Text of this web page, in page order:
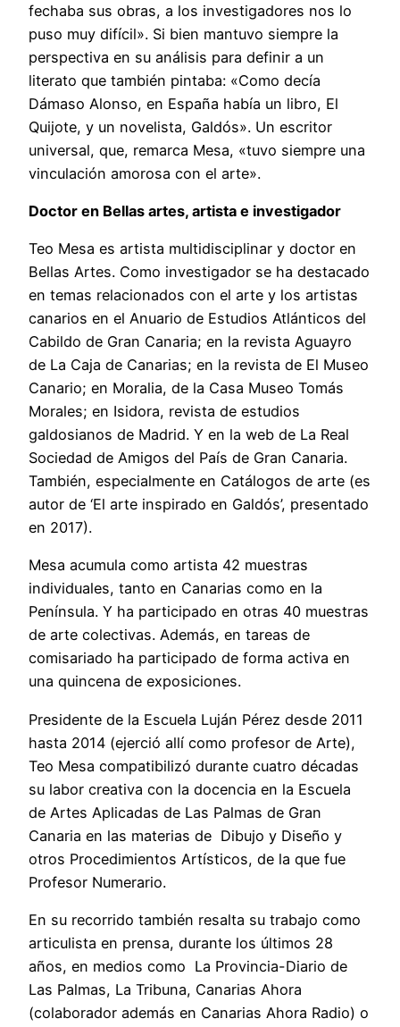
fechaba sus obras, a los investigadores nos lo
puso muy difícil». Si bien mantuvo siempre la
perspectiva en su análisis para definir a un
literato que también pintaba: «Como decía
Dámaso Alonso, en España había un libro, El
Quijote, y un novelista, Galdós». Un escritor
universal, que, remarca Mesa, «tuvo siempre una
vinculación amorosa con el arte».
Doctor en Bellas artes, artista e investigador
Teo Mesa es artista multidisciplinar y doctor en
Bellas Artes. Como investigador se ha destacado
en temas relacionados con el arte y los artistas
canarios en el Anuario de Estudios Atlánticos del
Cabildo de Gran Canaria; en la revista Aguayro
de La Caja de Canarias; en la revista de El Museo
Canario; en Moralia, de la Casa Museo Tomás
Morales; en Isidora, revista de estudios
galdosianos de Madrid. Y en la web de La Real
Sociedad de Amigos del País de Gran Canaria.
También, especialmente en Catálogos de arte (es
autor de ‘El arte inspirado en Galdós’, presentado
en 2017).
Mesa acumula como artista 42 muestras
individuales, tanto en Canarias como en la
Península. Y ha participado en otras 40 muestras
de arte colectivas. Además, en tareas de
comisariado ha participado de forma activa en
una quincena de exposiciones.
Presidente de la Escuela Luján Pérez desde 2011
hasta 2014 (ejerció allí como profesor de Arte),
Teo Mesa compatibilizó durante cuatro décadas
su labor creativa con la docencia en la Escuela
de Artes Aplicadas de Las Palmas de Gran
Canaria en las materias de Dibujo y Diseño y
otros Procedimientos Artísticos, de la que fue
Profesor Numerario.
En su recorrido también resalta su trabajo como
articulista en prensa, durante los últimos 28
años, en medios como La Provincia-Diario de
Las Palmas, La Tribuna, Canarias Ahora
(colaborador además en Canarias Ahora Radio) o